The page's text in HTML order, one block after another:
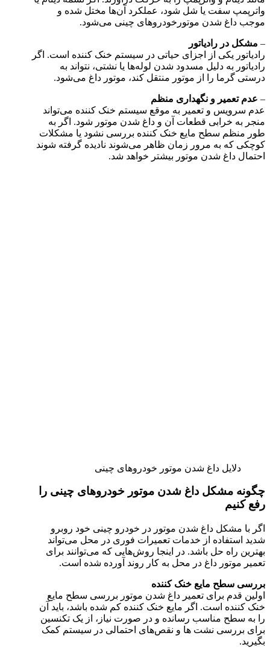
واترپمپ سفت یا شل شود، عملکرد آن‌ها مختل شده و
موجب داغ شدن موتورخودروهای چینی می‌شود.
– مشکل در رادیاتور
رادیاتور یکی از اجزای حیاتی در سیستم خنک‌ کننده است. اگر
رادیاتور به دلیل مسدود شدن لوله‌ها یا نشتی، نتواند به‌
درستی گرما را از موتور منتقل کند، موتور داغ می‌شود.
– عدم تعمیر و نگهداری منظم
عدم سرویس و تعمیر به‌ موقع سیستم خنک‌ کننده می‌تواند
منجر به خرابی قطعات آن و داغ شدن موتور شود. اگر به
طور منظم سطح مایع خنک‌ کننده بررسی نشود یا مشکلات
کوچکی که به‌ مرور زمان ظاهر می‌شوند نادیده گرفته شوند
احتمال داغ شدن موتور بیشتر خواهد شد.
دلایل داغ شدن موتور خودروهای چینی
چگونه مشکل داغ شدن موتور خودروهای چینی را
رفع کنیم
اگر با مشکل داغ شدن موتور در خودرو چینی خود روبرو
شدید استفاده از خدمات تعمیرات فوری در محل می‌تواند
بهترین راه‌ حل باشد. در اینجا روش‌هایی که می‌توانند برای
تعمیر موتور داغ در محل به کار روند آورده شده است.
بررسی سطح مایع خنک‌ کننده
اولین قدم برای تعمیر داغ شدن موتور بررسی سطح مایع
خنک‌ کننده است. اگر مایع خنک‌ کننده کم شده باشد، باید آن
را به سطح مناسب رسانده و در صورت نیاز، از یک تکنسین
برای بررسی نشت‌ ها و نقص‌های احتمالی در سیستم کمک
بگیرید.